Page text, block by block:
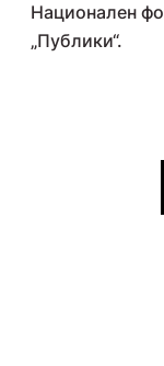
Национален
„Публики“.